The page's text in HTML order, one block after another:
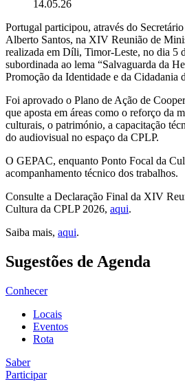
14.05.26
Portugal participou, através do
Alberto Santos, na XIV Reunião de
realizada em Díli, Timor-Leste, no dia 5
subordinada ao lema “Salvaguarda da
Promoção da Identidade e da Cidadania
Foi aprovado o Plano de Ação de
que aposta em áreas como o reforço da
culturais, o património, a capacitação
do audiovisual no espaço da CPLP.
O GEPAC, enquanto Ponto Focal da
acompanhamento técnico dos trabalhos.
Consulte a Declaração Final da XIV
Cultura da CPLP 2026, aqui.
Saiba mais, aqui.
Sugestões de Agenda
Conhecer
Locais
Eventos
Rota
Saber
Participar